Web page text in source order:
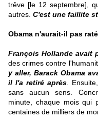
trêve [le 12 septembre],
autres. C'est une faillite
Obama n'aurait-il pas
François Hollande avait
des crimes contre
y aller, Barack Obama
il l'a retiré après.
sans aucun sens.
minute, chaque mois qui
centaines de milliers de